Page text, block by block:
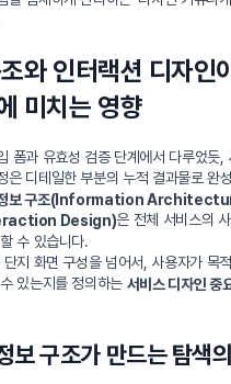
와 인터랙션 디자인
미치는 영향
폼과 유효성 검증 단계에서 다루었듯,
은 디테일한 부분의 누적 결과물로 완
보 구조(Information
Design)은 전체 서비스의
수 있습니다.
지 화면 구성을 넘어서, 사용자가 목
있는지를 정의하는 서비스 디자인 중
보 구조가 만드는 탐색